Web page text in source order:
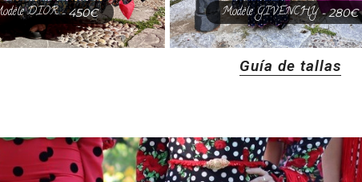
DIOR- 450€ Modèle GIVENCHY- 280€
Guía de tallas